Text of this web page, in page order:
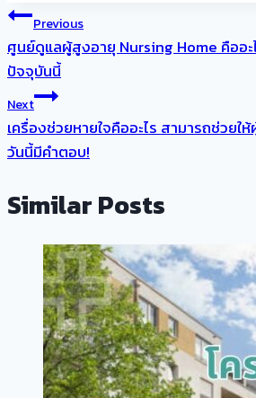
แนะแนว
เรื่อง
Previous
ศูนย์ดูแลผู้สูงอายุ Nursing Home คืออะ
ปัจจุบันนี้
Next
เครื่องช่วยหายใจคืออะไร สามารถช่วยใ
วันนี้มีคำตอบ!
Similar Posts